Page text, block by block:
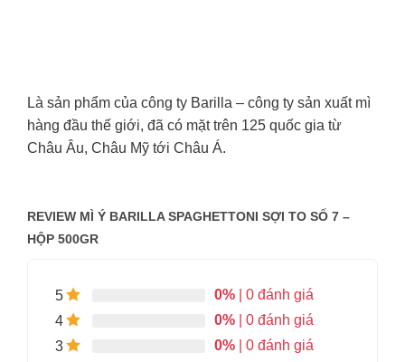
Là sản phẩm của công ty Barilla – công ty sản xuất mì
hàng đầu thế giới, đã có mặt trên 125 quốc gia từ
Châu Âu, Châu Mỹ tới Châu Á.
REVIEW MÌ Ý BARILLA SPAGHETTONI SỢI TO SỐ 7 –
HỘP 500GR
5 0% | 0 đánh giá
4
0% | 0 đánh giá
3
0% | 0 đánh giá